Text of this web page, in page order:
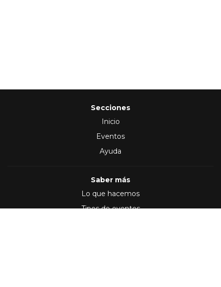
Secciones
Inicio
Eventos
Ayuda
Saber más
Lo que hacemos
Tipos de eventos